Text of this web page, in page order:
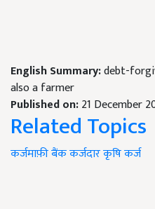
English Summary:debt-
also a farmer
Published on:21 December
Related Topics
कर्जमाफ़ीबैंककर्जदारकृषि कर्ज